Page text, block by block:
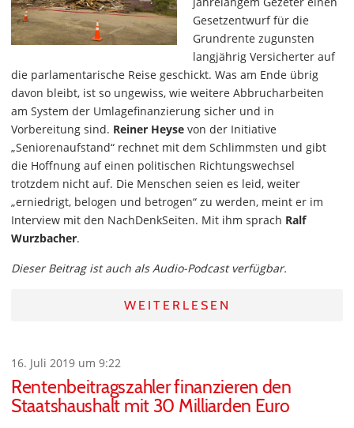
Gesetzentwurf für die
Grundrente zugunsten
langjährig Versicherter auf
die parlamentarische Reise geschickt. Was am Ende übrig
davon bleibt, ist so ungewiss, wie weitere Abbrucharbeiten
am System der Umlagefinanzierung sicher und in
Vorbereitung sind. Reiner Heyse von der Initiative
„Seniorenaufstand“ rechnet mit dem Schlimmsten und gibt
die Hoffnung auf einen politischen Richtungswechsel
trotzdem nicht auf. Die Menschen seien es leid, weiter
„erniedrigt, belogen und betrogen“ zu werden, meint er im
Interview mit den NachDenkSeiten. Mit ihm sprach Ralf
Wurzbacher.
Dieser Beitrag ist auch als Audio-Podcast verfügbar.
WEITERLESEN
16. Juli 2019 um 9:22
Rentenbeitragszahler finanzieren den
Staatshaushalt mit 30 Milliarden Euro